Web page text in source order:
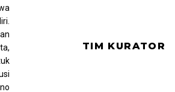
TIM KURATOR